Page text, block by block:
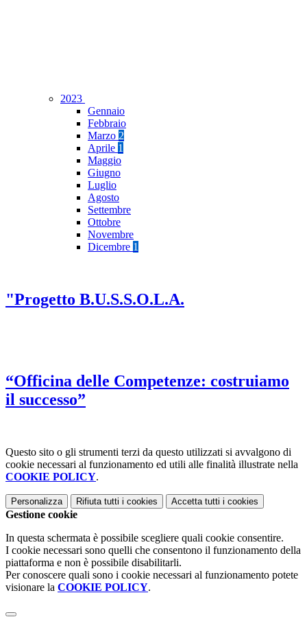
2023
Gennaio
Febbraio
Marzo 2
Aprile 1
Maggio
Giugno
Luglio
Agosto
Settembre
Ottobre
Novembre
Dicembre 1
"Progetto B.U.S.S.O.L.A.
“Officina delle Competenze: costruiamo
il successo”
Questo sito o gli strumenti terzi da questo utilizzati si avvalgono di
cookie necessari al funzionamento ed utili alle finalità illustrate nella
COOKIE POLICY.
Personalizza Rifiuta tutti i cookies Accetta tutti i cookies
Gestione cookie
In questa schermata è possibile scegliere quali cookie consentire.
I cookie necessari sono quelli che consentono il funzionamento della
piattaforma e non è possibile disabilitarli.
Per conoscere quali sono i cookie necessari al funzionamento potete
visionare la COOKIE POLICY.